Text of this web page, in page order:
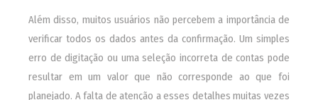
Além disso, muitos usuários não percebem a importância de
verificar todos os dados antes da confirmação. Um simples
erro de digitação ou uma seleção incorreta de contas pode
resultar em um valor que não corresponde ao que foi
planejado. A falta de atenção a esses detalhes muitas vezes